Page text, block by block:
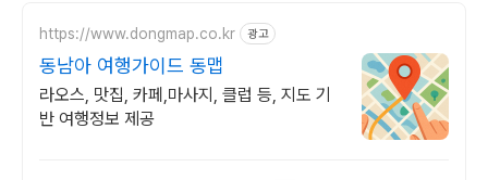
https://www.dongmap.co.kr 광고
동남아 여행가이드 동맵
라오스, 맛집, 카페,마사지, 클럽 등, 지도 기
반 여행정보 제공